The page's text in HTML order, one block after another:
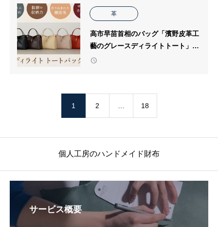
革
高市早苗首相のバッグ「濱野皮革工
藝のグレースディライトトート」老
舗の日本製の良さ広まる
1 2 18
個人工房のハンドメイド財布
サービス概要